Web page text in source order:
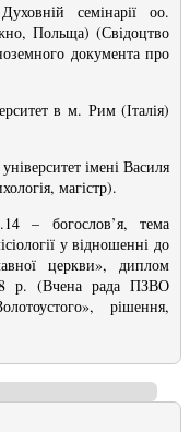
семінарії оо.
Польща) (Свідоцтво
документа про
в м. Рим (Італія)
імені Василя
магістр).
– богослов’я, тема
у відношенні до
церкви», диплом
р. (Вчена рада ПЗВО
рішення,